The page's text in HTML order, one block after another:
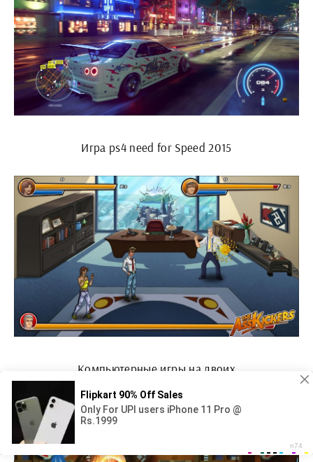
Игра ps4 need for Speed 2015
Компьютерные игры на двоих